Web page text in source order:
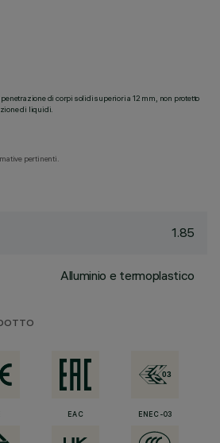
penetrazione di corpi solidi superiori a 12 mm, non protetto
di liquidi.
pertinenti.
1.85
Alluminio e termoplastico
EAC ENEC-03